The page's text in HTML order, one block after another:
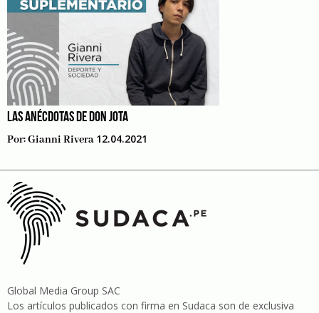
LAS ANÉCDOTAS DE DON JOTA
Por:Gianni Rivera 12.04.2021
Global Media Group SAC
Los artículos publicados con firma en Sudaca son de exclusiva